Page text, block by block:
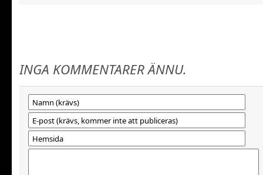
INGA KOMMENTARER ÄNNU.